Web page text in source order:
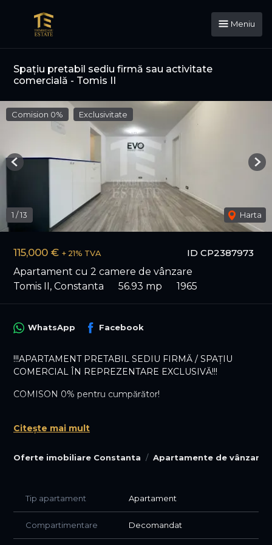
Meniu
Spațiu pretabil sediu firmă sau activitate
comercială - Tomis II
ID CP2387973
115,000 € + 21% TVA
Apartament cu 2 camere de vânzare
Tomis II, Constanta
56.93 mp 1965
Comision 0% Exclusivitate
1 /13 Harta
Previous
Oferte imobiliare Constanta Apartamente de vânzare
WhatsApp Facebook
!!!APARTAMENT PRETABIL SEDIU FIRMĂ / SPAȚIU
COMERCIAL ÎN REPREZENTARE EXCLUSIVĂ!!!
COMISON 0% pentru cumpărător!
în zona Tomis II, stradal la B-dul Tomis, pretabil pentru
spațiu comercial sau sediu firmă (birouri), situat la parterul
Spațiul este amenjat pentru sediu firmă și/sau comercial,
are 1 grup sanitar și o suprafață utilă de 56.93 mp. Fațada
imobilului este ventilată și suprafața mare vitrată asigură o
vizibilitate excelentă pentru o activitate comercială.
Citește mai mult
Tip apartament Apartament
Compartimentare Decomandat